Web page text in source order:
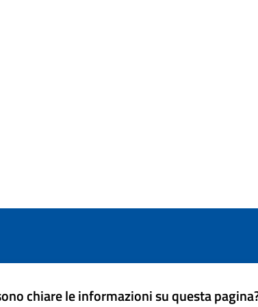
chiare le informazioni su questa